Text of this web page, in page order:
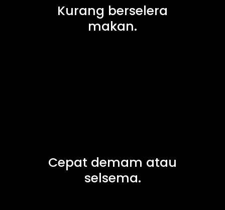
Kurang berselera
makan.
Cepat demam atau
selsema.